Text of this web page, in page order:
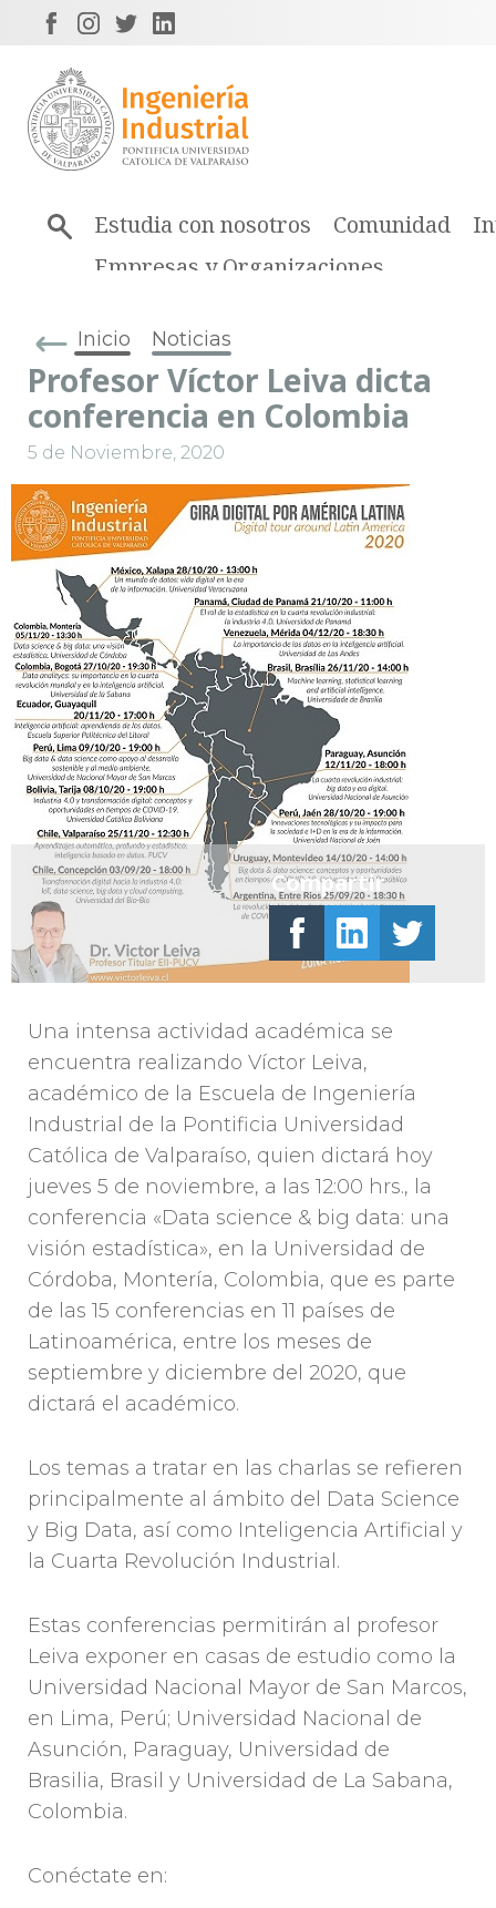
Estudia con nosotros Comunidad
Empresas y Organizaciones
Inicio Noticias
Profesor Víctor Leiva dicta
conferencia en Colombia
5 de Noviembre, 2020
Una intensa actividad académica se
encuentra realizando Víctor Leiva,
académico de la Escuela de Ingeniería
Industrial de la Pontificia Universidad
Católica de Valparaíso, quien dictará hoy
jueves 5 de noviembre, a las 12:00 hrs., la
conferencia «Data science & big data: una
visión estadística», en la Universidad de
Córdoba, Montería, Colombia, que es parte
de las 15 conferencias en 11 países de
Latinoamérica, entre los meses de
septiembre y diciembre del 2020, que
dictará el académico.
Los temas a tratar en las charlas se refieren
principalmente al ámbito del Data Science
y Big Data, así como Inteligencia Artificial y
la Cuarta Revolución Industrial.
Estas conferencias permitirán al profesor
Leiva exponer en casas de estudio como la
Universidad Nacional Mayor de San Marcos,
en Lima, Perú; Universidad Nacional de
Asunción, Paraguay, Universidad de
Brasilia, Brasil y Universidad de La Sabana,
Colombia.
Conéctate en:
Compartir